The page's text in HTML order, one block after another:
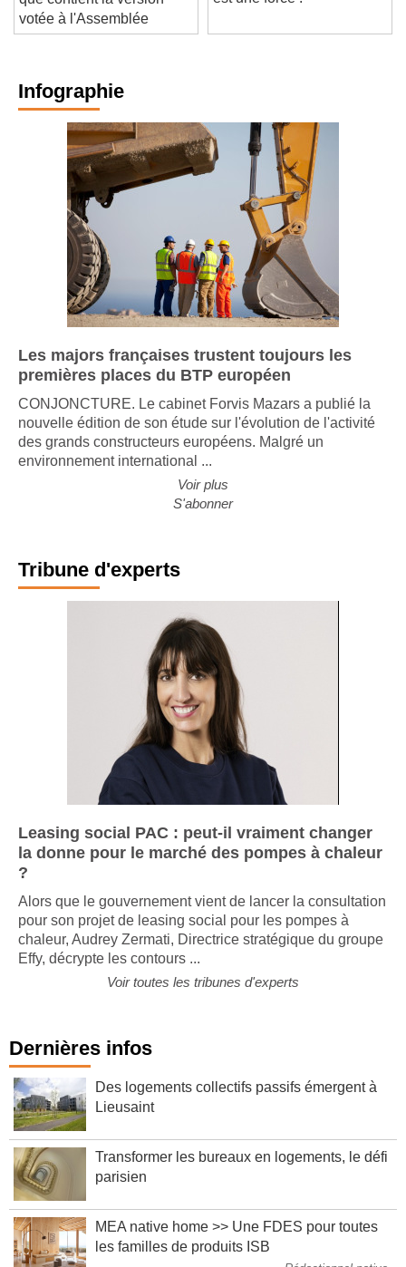
que contient la version
votée à l'Assemblée
Infographie
Les majors françaises trustent toujours les
premières places du BTP européen
CONJONCTURE. Le cabinet Forvis Mazars a publié la
nouvelle édition de son étude sur l'évolution de l'activité
des grands constructeurs européens. Malgré un
Voir plus
Tribune d'experts
Leasing social PAC : peut-il vraiment changer
la donne pour le marché des pompes à chaleur
Alors que le gouvernement vient de lancer la consultation
pour son projet de leasing social pour les pompes à
chaleur, Audrey Zermati, Directrice stratégique du groupe
Dernières infos
Des logements collectifs passifs émergent à
Transformer les bureaux en logements, le défi
MEA native home >> Une FDES pour toutes